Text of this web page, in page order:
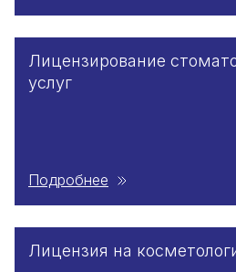
Лицензирование
услуг
Подробнее
Лицензия на